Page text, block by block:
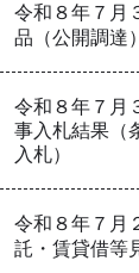
令和８年７
品（公開調達
令和８年７
事入札結果（
入札）
令和８年７
託・賃貸借等